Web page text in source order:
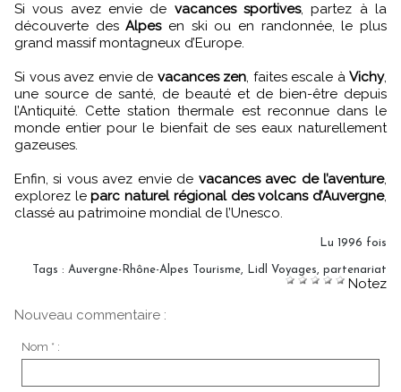
Si vous avez envie de vacances sportives, partez à la
découverte desAlpesen ski ou en randonnée, le plus
grand massif montagneux d’Europe.
Si vous avez envie de vacances zen, faites escale à Vichy,
une source de santé, de beauté et de bien-être depuis
l’Antiquité. Cette station thermale est reconnue dans le
monde entier pour le bienfait de ses eaux naturellement
gazeuses.
Enfin, si vous avez envie de vacances avec de l’aventure,
explorez leparc naturel régional des volcans d’Auvergne,
classé au patrimoine mondial de l’Unesco.
Lu 1996 fois
Tags : Auvergne-Rhône-Alpes Tourisme, Lidl Voyages, partenariat
Notez
Nouveau commentaire :
Nom * :